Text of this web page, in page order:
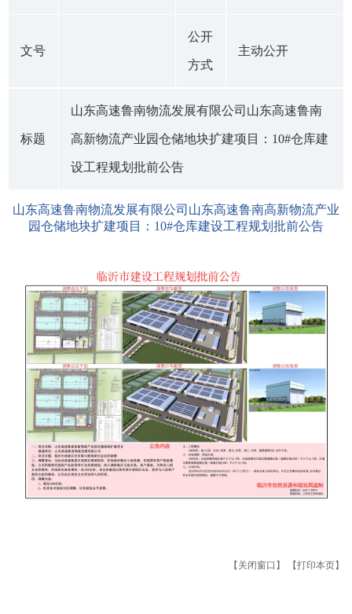
文号
公开
方式
主动公开
标题
山东高速鲁南物流发展有限公司山东高速鲁南
高新物流产业园仓储地块扩建项目：10#仓库建
设工程规划批前公告
山东高速鲁南物流发展有限公司山东高速鲁南高新物流产业
园仓储地块扩建项目：10#仓库建设工程规划批前公告
【关闭窗口】 【打印本页】